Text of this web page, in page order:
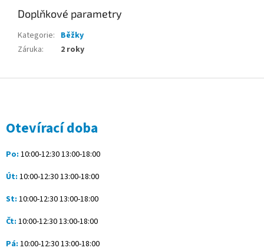
Doplňkové parametry
Kategorie: Běžky
Záruka: 2 roky
Otevírací doba
Po: 10:00-12:30 13:00-18:00
Út: 10:00-12:30 13:00-18:00
St: 10:00-12:30 13:00-18:00
Čt: 10:00-12:30 13:00-18:00
Pá: 10:00-12:30 13:00-18:00